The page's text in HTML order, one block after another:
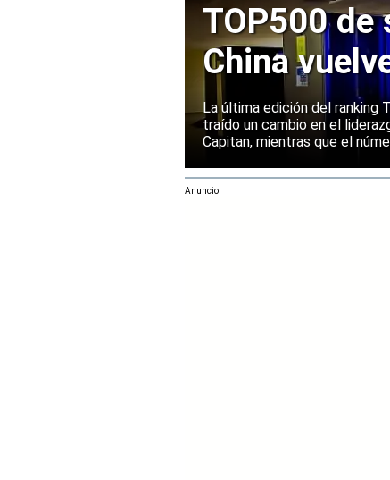
TOP500 de
China
Europa
La última edición del ranking
traído un cambio en el
Capitan, mientras que el
rendimiento.
Anuncio